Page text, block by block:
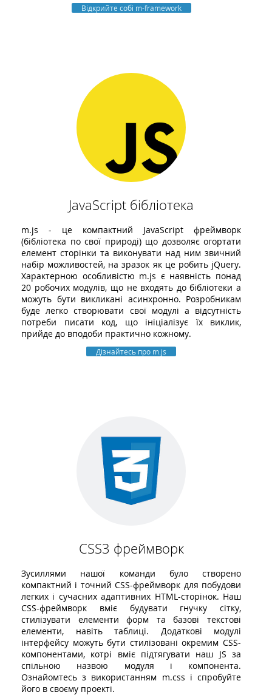
Відкрийте собі m-framework
JavaScript бібліотека
m.js - це компактний JavaScript фреймворк
(бібліотека по свої природі) що дозволяє огортати
елемент сторінки та виконувати над ним звичний
набір можливостей, на зразок як це робить jQuery.
Характерною особливістю m.js є наявність понад
20 робочих модулів, що не входять до бібліотеки а
можуть бути викликані асинхронно. Розробникам
буде легко створювати свої модулі а відсутність
потреби писати код, що ініціалізує їх виклик,
прийде до вподоби практично кожному.
Дізнайтесь про m.js
CSS3 фреймворк
Зусиллями нашої команди було створено
компактний і точний CSS-фреймворк для побудови
легких і сучасних адаптивних HTML-сторінок. Наш
CSS-фреймворк вміє будувати гнучку сітку,
стилізувати елементи форм та базові текстові
елементи, навіть таблиці. Додаткові модулі
інтерфейсу можуть бути стилізовані окремим CSS-
компонентами, котрі вміє підтягувати наш JS за
спільною назвою модуля і компонента.
Ознайомтесь з використанням m.css і спробуйте
його в своєму проекті.